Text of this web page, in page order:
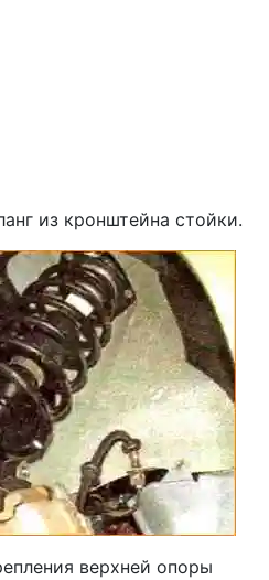
из кронштейна стойки.
верхней опоры